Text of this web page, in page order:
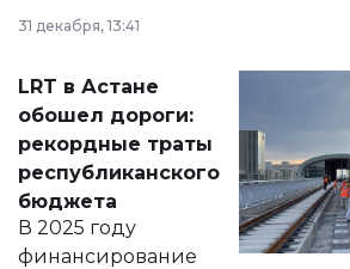
города на 2026–
2028 годы.
документ
появился в базе
нормативных
правовых актов и
на сайте маслихат
города.
31 декабря, 13:41
LRT в Астане
обошел дороги:
рекордные траты
республиканского
бюджета
В 2025 году
финансирование